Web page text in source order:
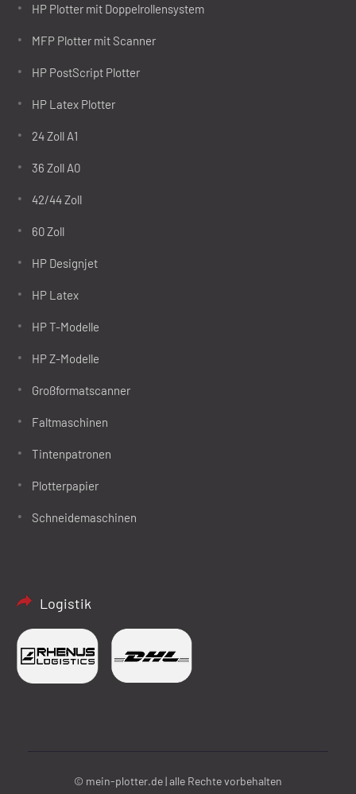
HP Plotter mit Doppelrollensystem
MFP Plotter mit Scanner
HP PostScript Plotter
HP Latex Plotter
24 Zoll A1
36 Zoll A0
42/44 Zoll
60 Zoll
HP Designjet
HP Latex
HP T-Modelle
HP Z-Modelle
Großformatscanner
Faltmaschinen
Tintenpatronen
Plotterpapier
Schneidemaschinen
Logistik
© mein-plotter.de | alle Rechte vorbehalten